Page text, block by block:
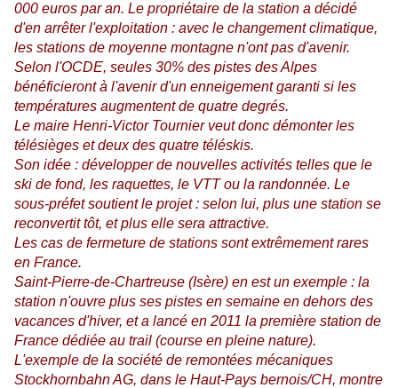
000 euros par an. Le propriétaire de la station a décidé
d'en arrêter l'exploitation : avec le changement climatique,
les stations de moyenne montagne n'ont pas d'avenir.
Selon l'OCDE, seules 30% des pistes des Alpes
bénéficieront à l'avenir d'un enneigement garanti si les
températures augmentent de quatre degrés.
Le maire Henri-Victor Tournier veut donc démonter les
télésièges et deux des quatre téléskis.
Son idée : développer de nouvelles activités telles que le
ski de fond, les raquettes, le VTT ou la randonnée. Le
sous-préfet soutient le projet : selon lui, plus une station se
reconvertit tôt, et plus elle sera attractive.
Les cas de fermeture de stations sont extrêmement rares
en France.
Saint-Pierre-de-Chartreuse (Isère) en est un exemple : la
station n'ouvre plus ses pistes en semaine en dehors des
vacances d'hiver, et a lancé en 2011 la première station de
France dédiée au trail (course en pleine nature).
L'exemple de la société de remontées mécaniques
Stockhornbahn AG, dans le Haut-Pays bernois/CH, montre